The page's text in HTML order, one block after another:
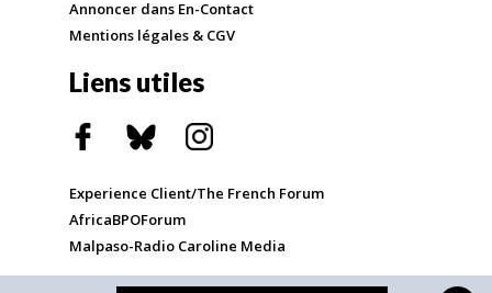
Annoncer dans En-Contact
Mentions légales & CGV
Liens utiles
Experience Client/The French Forum
AfricaBPOForum
Malpaso-Radio Caroline Media